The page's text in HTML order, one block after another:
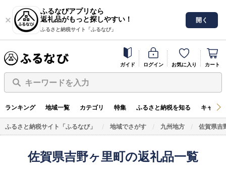
ふるなびアプリなら
返礼品がもっと探しやすい！
ふるさと納税サイト「ふるなび」
開く
ガイド ログイン お気に入り カート
キーワードを入力
ランキング 地域一覧 カテゴリ 特集 ふるさと納税を知る キャン
ふるさと納税サイト「ふるなび」 地域でさがす 九州地方 佐賀県吉
佐賀県吉野ヶ里町の返礼品一覧